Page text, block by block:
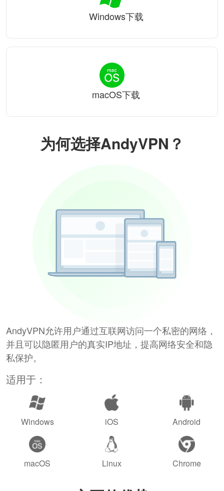
为何选择AndyVPN？
AndyVPN允许用户通过互联网访问一个私密的网络，
并且可以隐匿用户的真实IP地址，提高网络安全和隐
私保护。
适用于：
Windows iOS Android
macOS Linux Chrome
Windows下载
macOS下载